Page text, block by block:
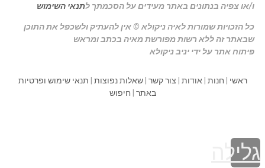
ו/או צפיה בנתונים באתר מעידים על הסכמתך לתנאי השימוש
כל הזכויות שמורות לאיה ניקולא © אין להעתיק ולשכפל את התוכן
שבאתר זה ללא רשות מפורשת מאיה בכתב ומראש
פיתוח אתר על ידי יניב ניקולא
ראשי חנות אודות צור קשר |שאלות נפוצות
תנאי שימוש ופרטיות
באתר
חיפוש
גלילה